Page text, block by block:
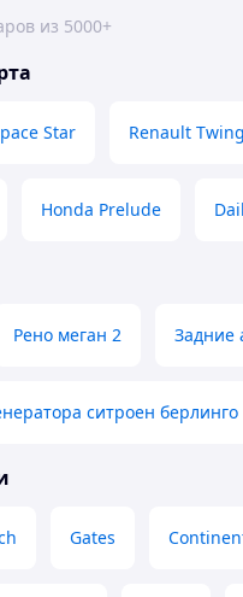
из 5000+
Star Renault
Honda Prelude
Рено меган 2 Задние
ситроен берлинго
Gates